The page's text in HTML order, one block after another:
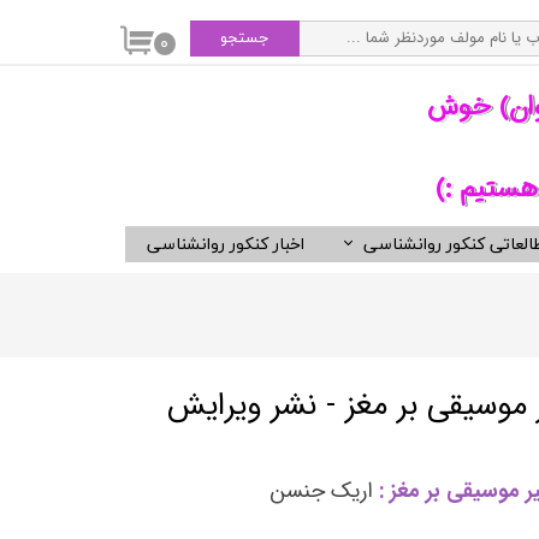
انتشارات دوران
انتشارات روان
کنکور روانشناسی
اخبار کنکور روانشناسی
۰ جستجو
خوش
هستیم :)
موسیقی بر مغز - نشر ویرایش
موسیقی بر مغز : اریک جنسن